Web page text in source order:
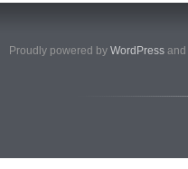
Proudly powered by WordPress and